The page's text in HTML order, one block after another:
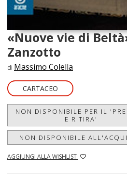
«Nuove vie di
Zanzotto
di Massimo Colella
CARTACEO
NON DISPONIBILE PER IL
E RITIRA'
NON DISPONIBILE
AGGIUNGI ALLA WISHLIST